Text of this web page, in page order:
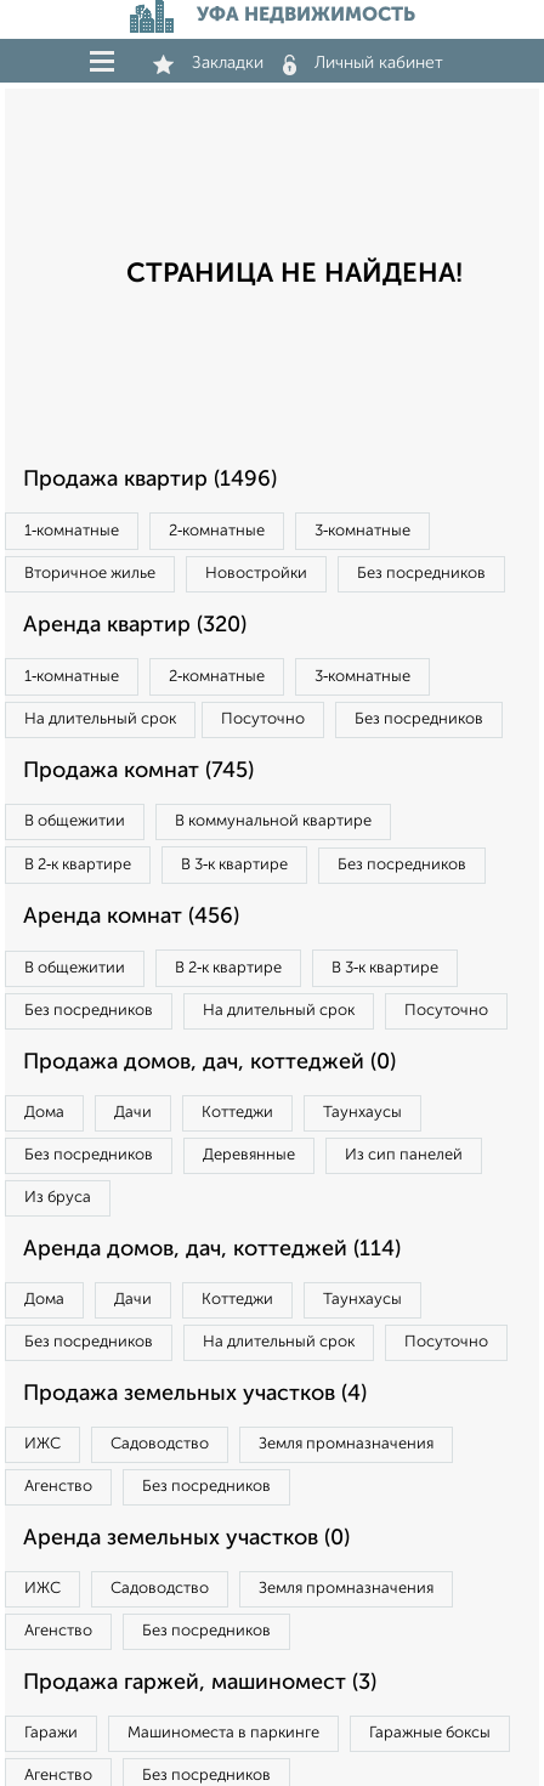
УФА НЕДВИЖИМОСТЬ
Закладки Личный кабинет
СТРАНИЦА НЕ НАЙДЕНА!
Продажа квартир (1496)
1‑комнатные 2‑комнатные 3‑комнатные
Вторичное жилье Новостройки Без посредников
Аренда квартир (320)
1‑комнатные 2‑комнатные 3‑комнатные
На длительный срок Посуточно Без посредников
Продажа комнат (745)
В общежитии В коммунальной квартире
В 2‑к квартире В 3‑к квартире Без посредников
Аренда комнат (456)
В общежитии В 2‑к квартире В 3‑к квартире
Без посредников На длительный срок Посуточно
Продажа домов, дач, коттеджей (0)
Дома Дачи Коттеджи Таунхаусы
Без посредников Деревянные Из сип панелей
Из бруса
Аренда домов, дач, коттеджей (114)
Дома Дачи Коттеджи Таунхаусы
Без посредников На длительный срок Посуточно
Продажа земельных участков (4)
ИЖС Садоводство Земля промназначения
Агенство Без посредников
Аренда земельных участков (0)
ИЖС Садоводство Земля промназначения
Агенство Без посредников
Продажа гаржей, машиномест (3)
Гаражи Машиноместа в паркинге Гаражные боксы
Агенство Без посредников